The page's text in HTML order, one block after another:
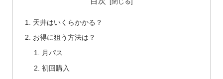
天井はいくらかかる？
お得に狙う方法は？
月パス
初回購入